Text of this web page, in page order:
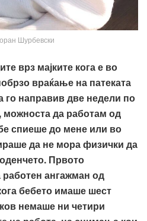
Шурбевски
врз мајките кога е во
враќање на патеката
го направив две недели по
да работам од
спиеше до мене или во
да не мора физички да
Првото
ангажман од
бебето имаше шест
немаше ни четири